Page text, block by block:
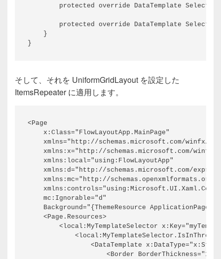
protected override DataTemplate
protected override DataTemplate
    }
}
そして、それを UniformGridLayout を設定した
ItemsRepeater に適用します。
<Page
    x:Class="FlowLayoutApp.MainPage"
xmlns="http://schemas.microsoft.com/winfx/
xmlns:x="http://schemas.microsoft.com/winfx/
    xmlns:local="using:FlowLayoutApp"
xmlns:d="http://schemas.microsoft.com/
xmlns:mc="http://schemas.openxmlformats.org/
    mc:Ignorable="d"
Background="{ThemeResource
    <Page.Resources>
<local:MyTemplateSelector
<DataTemplate
<Border BorderThickness="1"